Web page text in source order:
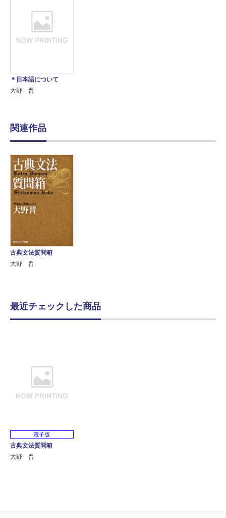
＊日本語について
大野 晋
関連作品
古典文法質問箱
大野 晋
最近チェックした商品
電子版
古典文法質問箱
大野 晋